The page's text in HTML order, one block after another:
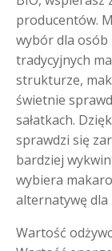
producentów.
wybór dla osób
tradycyjnych
strukturze,
świetnie
sałatkach.
sprawdzi się
bardziej
wybiera
alternatywę dla
Wartość